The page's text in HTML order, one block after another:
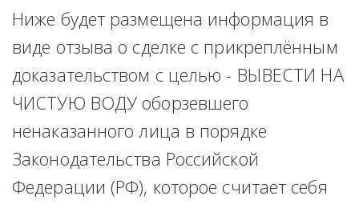
Ниже будет размещена информация в
виде отзыва о сделке с прикреплённым
доказательством с целью - ВЫВЕСТИ НА
ЧИСТУЮ ВОДУ оборзевшего
ненаказанного лица в порядке
Законодательства Российской
Федерации (РФ), которое считает себя